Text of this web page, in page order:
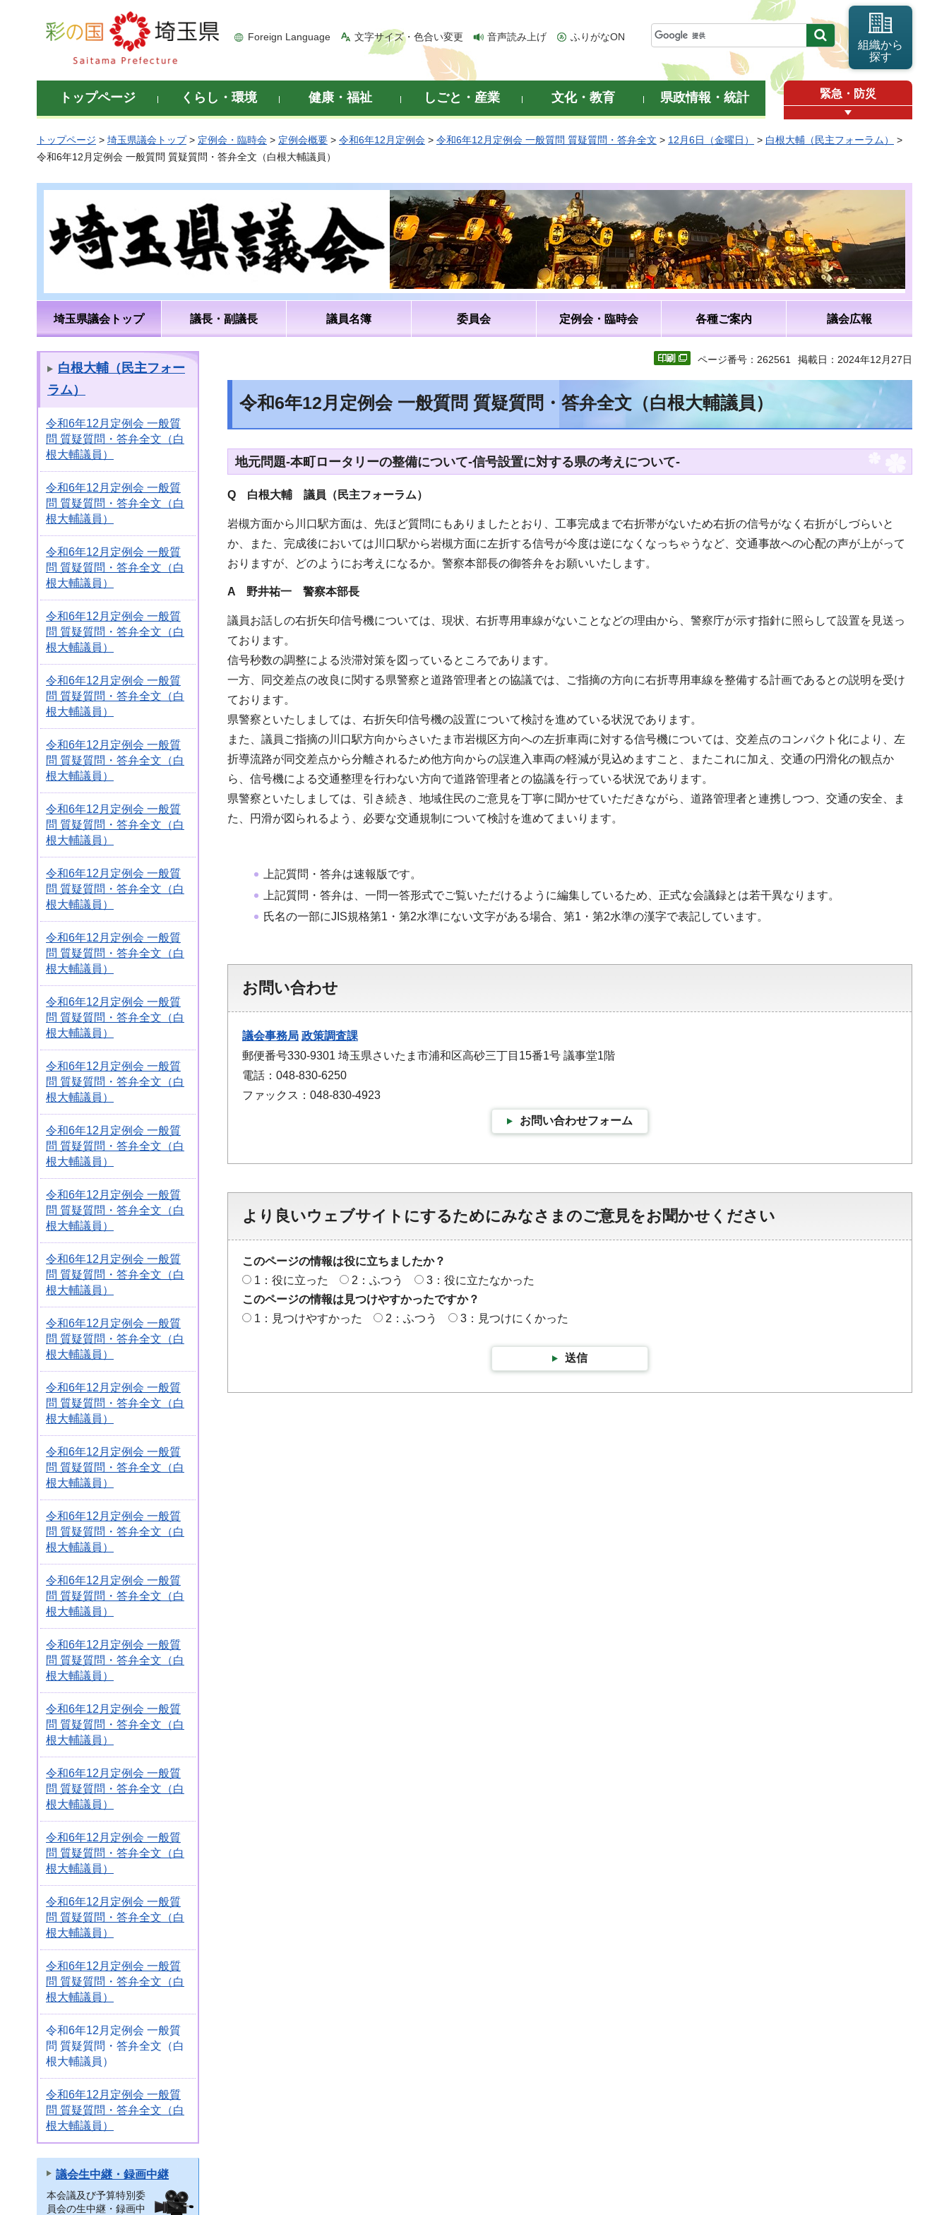
彩の国 埼玉県
Foreign Language 文字サイズ・色合い変更 音声読み上げ ふりがなON
組織から
探す
トップページ くらし・環境 健康・福祉 しごと・産業 文化・教育 県政情報・統計 緊急・防災
トップページ > 埼玉県議会トップ> 定例会・臨時会 > 定例会概要 > 令和6年12月定例会 > 令和6年12月定例会 一般質問 質疑質問・答弁全文 > 12月6日（金曜日） > 白根大輔（民主フォーラム）
>
令和6年12月定例会 一般質問 質疑質問・答弁全文（白根大輔議員）
埼玉県議会トップ 議長・副議長 議員名簿 委員会 定例会・臨時会 各種ご案内 議会広報
白根大輔（民主フォー
ラム）
令和6年12月定例会 一般質
問 質疑質問・答弁全文（白
根大輔議員）
令和6年12月定例会 一般質
問 質疑質問・答弁全文（白
根大輔議員）
令和6年12月定例会 一般質
問 質疑質問・答弁全文（白
根大輔議員）
令和6年12月定例会 一般質
問 質疑質問・答弁全文（白
根大輔議員）
令和6年12月定例会 一般質
問 質疑質問・答弁全文（白
根大輔議員）
令和6年12月定例会 一般質
問 質疑質問・答弁全文（白
根大輔議員）
令和6年12月定例会 一般質
問 質疑質問・答弁全文（白
根大輔議員）
令和6年12月定例会 一般質
問 質疑質問・答弁全文（白
根大輔議員）
令和6年12月定例会 一般質
問 質疑質問・答弁全文（白
根大輔議員）
令和6年12月定例会 一般質
問 質疑質問・答弁全文（白
根大輔議員）
令和6年12月定例会 一般質
問 質疑質問・答弁全文（白
根大輔議員）
令和6年12月定例会 一般質
問 質疑質問・答弁全文（白
根大輔議員）
令和6年12月定例会 一般質
問 質疑質問・答弁全文（白
根大輔議員）
令和6年12月定例会 一般質
問 質疑質問・答弁全文（白
根大輔議員）
令和6年12月定例会 一般質
問 質疑質問・答弁全文（白
根大輔議員）
令和6年12月定例会 一般質
問 質疑質問・答弁全文（白
根大輔議員）
令和6年12月定例会 一般質
問 質疑質問・答弁全文（白
根大輔議員）
令和6年12月定例会 一般質
問 質疑質問・答弁全文（白
根大輔議員）
令和6年12月定例会 一般質
問 質疑質問・答弁全文（白
根大輔議員）
令和6年12月定例会 一般質
問 質疑質問・答弁全文（白
根大輔議員）
令和6年12月定例会 一般質
問 質疑質問・答弁全文（白
根大輔議員）
令和6年12月定例会 一般質
問 質疑質問・答弁全文（白
根大輔議員）
令和6年12月定例会 一般質
問 質疑質問・答弁全文（白
根大輔議員）
令和6年12月定例会 一般質
問 質疑質問・答弁全文（白
根大輔議員）
令和6年12月定例会 一般質
問 質疑質問・答弁全文（白
根大輔議員）
令和6年12月定例会 一般質
問 質疑質問・答弁全文（白
根大輔議員）
令和6年12月定例会 一般質
問 質疑質問・答弁全文（白
根大輔議員）
議会生中継・録画中継
本会議及び予算特別委
員会の生中継・録画中
ページ番号：262561 掲載日：2024年12月27日
令和6年12月定例会 一般質問 質疑質問・答弁全文（白根大輔議員）
地元問題-本町ロータリーの整備について-信号設置に対する県の考えについて-
Q 白根大輔 議員（民主フォーラム）
岩槻方面から川口駅方面は、先ほど質問にもありましたとおり、工事完成まで右折帯がないため右折の信号がなく右折がしづらいと
か、また、完成後においては川口駅から岩槻方面に左折する信号が今度は逆になくなっちゃうなど、交通事故への心配の声が上がって
おりますが、どのようにお考えになるか。警察本部長の御答弁をお願いいたします。
A 野井祐一 警察本部長
議員お話しの右折矢印信号機については、現状、右折専用車線がないことなどの理由から、警察庁が示す指針に照らして設置を見送っ
ております。
信号秒数の調整による渋滞対策を図っているところであります。
一方、同交差点の改良に関する県警察と道路管理者との協議では、ご指摘の方向に右折専用車線を整備する計画であるとの説明を受け
ております。
県警察といたしましては、右折矢印信号機の設置について検討を進めている状況であります。
また、議員ご指摘の川口駅方向からさいたま市岩槻区方向への左折車両に対する信号機については、交差点のコンパクト化により、左
折導流路が同交差点から分離されるため他方向からの誤進入車両の軽減が見込めますこと、またこれに加え、交通の円滑化の観点か
ら、信号機による交通整理を行わない方向で道路管理者との協議を行っている状況であります。
県警察といたしましては、引き続き、地域住民のご意見を丁寧に聞かせていただきながら、道路管理者と連携しつつ、交通の安全、ま
た、円滑が図られるよう、必要な交通規制について検討を進めてまいります。
上記質問・答弁は速報版です。
上記質問・答弁は、一問一答形式でご覧いただけるように編集しているため、正式な会議録とは若干異なります。
氏名の一部にJIS規格第1・第2水準にない文字がある場合、第1・第2水準の漢字で表記しています。
お問い合わせ
議会事務局 政策調査課
郵便番号330-9301 埼玉県さいたま市浦和区高砂三丁目15番1号 議事堂1階
電話：048-830-6250
ファックス：048-830-4923
お問い合わせフォーム
より良いウェブサイトにするためにみなさまのご意見をお聞かせください
このページの情報は役に立ちましたか？
1：役に立った
2：ふつう
3：役に立たなかった
このページの情報は見つけやすかったですか？
1：見つけやすかった
2：ふつう 3：見つけにくかった
送信